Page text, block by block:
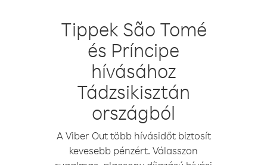
Tippek São Tomé
és Príncipe
hívásához
Tádzsikisztán
országból
A Viber Out több hívásidőt biztosít
kevesebb pénzért. Válasszon